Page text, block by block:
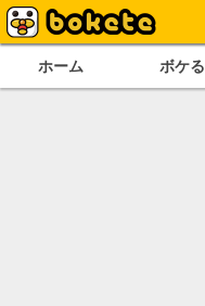
ホーム ボケる